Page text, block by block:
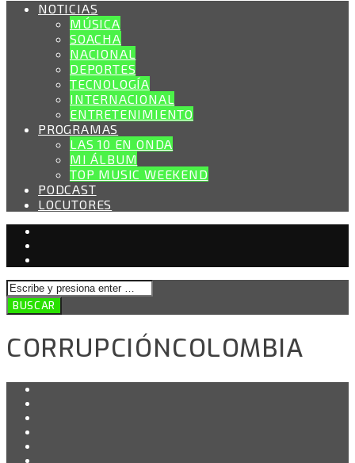
NOTICIAS
MÚSICA
SOACHA
NACIONAL
DEPORTES
TECNOLOGÍA
INTERNACIONAL
ENTRETENIMIENTO
PROGRAMAS
LAS 10 EN ONDA
MI ÁLBUM
TOP MUSIC WEEKEND
PODCAST
LOCUTORES
CORRUPCIÓNCOLOMBIA